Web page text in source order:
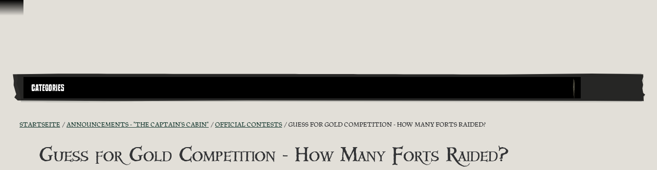
Zum Inhalt springen
CATEGORIES
STARTSEITE ANNOUNCEMENTS - "THE CAPTAIN'S CABIN" OFFICIAL CONTESTS GUESS FOR GOLD COMPETITION - HOW MANY FORTS RAIDED?
Guess for Gold Competition - How Many Forts Raided?